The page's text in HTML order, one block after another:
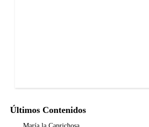
Últimos Contenidos